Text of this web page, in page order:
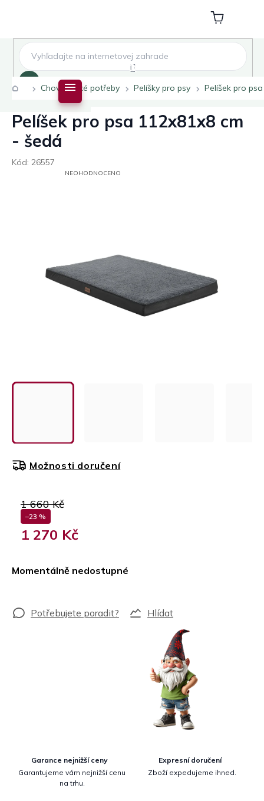
Nákupní
košík
DomůChovatelské potřeby Pelíšky pro psy Pelíšek pro
Pelíšek pro psa 112x81x8 cm
- šedá
Kód: 26557
PRŮMĚRNÉNEOHODNOCENO
1 660 Kč
–23 %
1 270 Kč
Momentálně nedostupné
Možnosti doručení
Hlídat
Garance nejnižší ceny
Garantujeme vám nejnižší cenu
na trhu.
Expresní doručení
Zboží expedujeme ihned.